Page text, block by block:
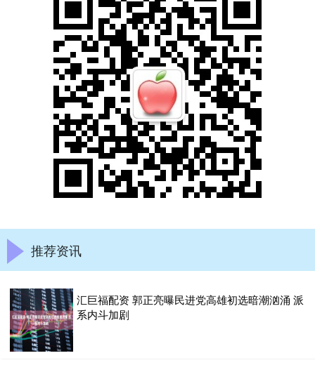
推荐资讯
汇巨福配资 郭正亮曝民进党高雄初选暗潮汹涌 派
系内斗加剧